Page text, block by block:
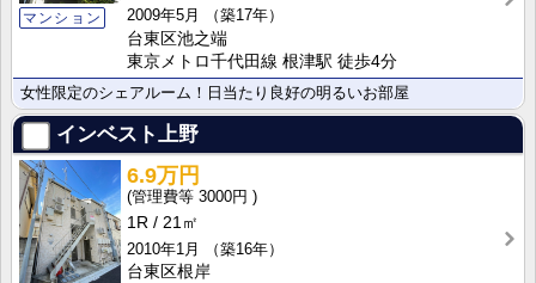
マンション
2009年5月
（築17年）
台東区池之端
東京メトロ千代田線 根津駅 徒歩4分
女性限定のシェアルーム！日当たり良好の明るいお部屋
インベスト上野
6.9万円
3000円
1R
21㎡
2010年1月
（築16年）
台東区根岸